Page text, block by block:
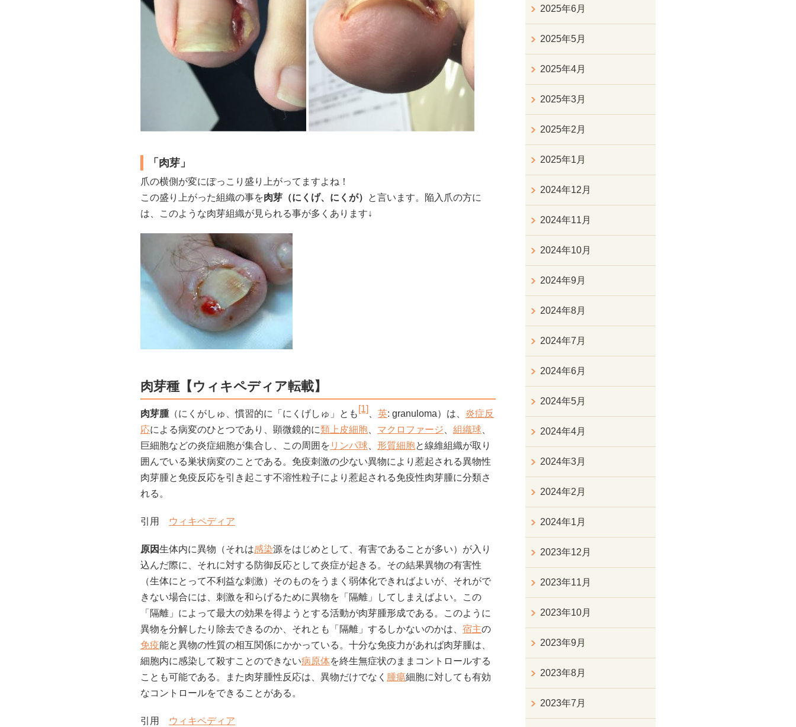
「肉芽」
爪の横側が変にぽっこり盛り上がってますよね！
この盛り上がった組織の事を肉芽（にくげ、にくが）
と言います。陥入爪の方に
は、このような肉芽組織が見られる事が多くあります↓
肉芽種【ウィキペディア転載】
肉芽腫（にくがしゅ、慣習的に「にくげしゅ」とも [1] 英: granuloma）は、 炎症反
応による病変のひとつであり、顕微鏡的に類上皮細胞 マクロファージ 組織球
巨細胞などの炎症細胞が集合し、この周囲を リンパ球 形質細胞と線維組織が取り
囲んでいる巣状病変のことである。免疫刺激の少ない異物により惹起される異物性
肉芽腫と免疫反応を引き起こす不溶性粒子により惹起される免疫性肉芽腫に分類さ
れる。
引用 ウィキペディア
原因生体内に異物（それは感染源をはじめとして、有害であることが多い）が入り
込んだ際に、それに対する防御反応として炎症が起きる。その結果異物の有害性
（生体にとって不利益な刺激）そのものをうまく弱体化できればよいが、それがで
きない場合には、刺激を和らげるために異物を「隔離」してしまえばよい。この
「隔離」によって最大の効果を得ようとする活動が肉芽腫形成である。このように
異物を分解したり除去できるのか、それとも「隔離」するしかないのかは、 宿主の
免疫能と異物の性質の相互関係にかかっている。十分な免疫力があれば肉芽腫は、
細胞内に感染して殺すことのできない病原体を終生無症状のままコントロールする
ことも可能である。また肉芽腫性反応は、異物だけでなく 腫瘍細胞に対しても有効
なコントロールをできることがある。
引用 ウィキペディア
2025年6月
2025年5月
2025年4月
2025年3月
2025年2月
2025年1月
2024年12月
2024年11月
2024年10月
2024年9月
2024年8月
2024年7月
2024年6月
2024年5月
2024年4月
2024年3月
2024年2月
2024年1月
2023年12月
2023年11月
2023年10月
2023年9月
2023年8月
2023年7月